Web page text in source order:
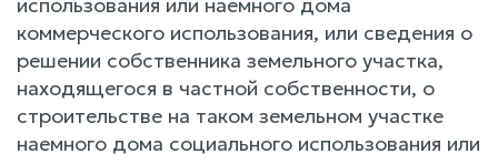
коммерческого использования, или сведения о
решении собственника земельного участка,
находящегося в частной собственности, о
строительстве на таком земельном участке
наемного дома социального использования или